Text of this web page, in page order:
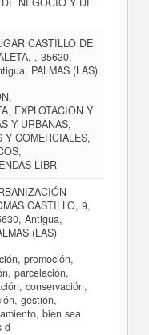
CASTILLO DE
, 35630,
PALMAS (LAS)
EXPLOTACION Y
Y URBANAS,
Y COMERCIALES,
LIBR
CASTILLO, 9,
Antigua,
(LAS)
promoción,
parcelación,
conservación,
gestión,
bien sea
d